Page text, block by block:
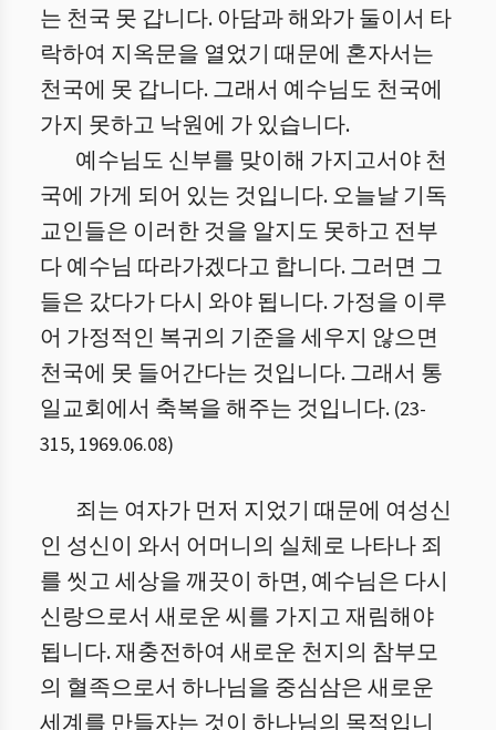
는 천국 못 갑니다. 아담과 해와가 둘이서 타
락하여 지옥문을 열었기 때문에 혼자서는
천국에 못 갑니다. 그래서 예수님도 천국에
가지 못하고 낙원에 가 있습니다.
예수님도 신부를 맞이해 가지고서야 천
국에 가게 되어 있는 것입니다. 오늘날 기독
교인들은 이러한 것을 알지도 못하고 전부
다 예수님 따라가겠다고 합니다. 그러면 그
들은 갔다가 다시 와야 됩니다. 가정을 이루
어 가정적인 복귀의 기준을 세우지 않으면
천국에 못 들어간다는 것입니다. 그래서 통
일교회에서 축복을 해주는 것입니다. (23-
315, 1969.06.08)
죄는 여자가 먼저 지었기 때문에 여성신
인 성신이 와서 어머니의 실체로 나타나 죄
를 씻고 세상을 깨끗이 하면, 예수님은 다시
신랑으로서 새로운 씨를 가지고 재림해야
됩니다. 재충전하여 새로운 천지의 참부모
의 혈족으로서 하나님을 중심삼은 새로운
세계를 만들자는 것이 하나님의 목적입니